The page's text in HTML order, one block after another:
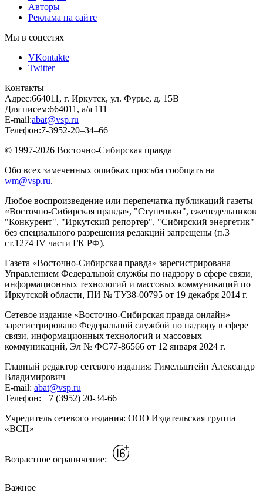
Авторы
Реклама на сайте
Мы в соцсетях
VKontakte
Twitter
Контакты
Адрес:664011, г. Иркутск, ул. Фурье, д. 15В
Для писем:664011, а/я 111
E-mail:abat@vsp.ru
Телефон:7-3952-20–34–66
© 1997-2026 Восточно-Сибирская правда
Обо всех замеченных ошибках просьба сообщать на
wm@vsp.ru.
Любое воспроизведение или перепечатка публикаций газеты
«Восточно-Сибирская правда», "Ступеньки", еженедельников
"Конкурент", "Иркутский репортер", "Сибирский энергетик"
без специального разрешения редакций запрещены (п.3
ст.1274 IV части ГК РФ).
Газета «Восточно-Сибирская правда» зарегистрирована
Управлением Федеральной службы по надзору в сфере связи,
информационных технологий и массовых коммуникаций по
Иркутской области, ПИ № ТУ38-00795 от 19 декабря 2014 г.
Сетевое издание «Восточно-Сибирская правда онлайн»
зарегистрировано Федеральной службой по надзору в сфере
связи, информационных технологий и массовых
коммуникаций, Эл № ФС77-86566 от 12 января 2024 г.
Главный редактор сетевого издания: Гимельштейн Александр
Владимирович
E-mail: abat@vsp.ru
Телефон: +7 (3952) 20-34-66
Учредитель сетевого издания: ООО Издательская группа
«ВСП»
Возрастное ограничение:
Важное